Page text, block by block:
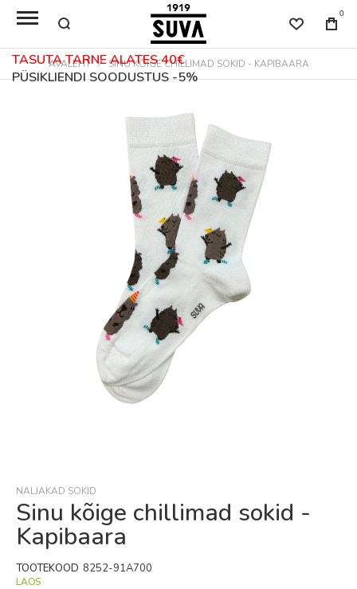
TASUTA TARNE ALATES 40€
PÜSIKLIENDI SOODUSTUS -5%
0
AVALEHT SINU KÕIGE CHILLIMAD SOKID - KAPIBAARA
of
the
images
gallery
NALJAKAD SOKID
Sinu kõige chillimad sokid -
Kapibaara
LAOS
TOOTEKOOD 8252-91A700